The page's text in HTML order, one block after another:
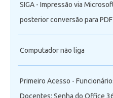
SIGA - Impressão via
posterior conversão para PDF
Computador não liga
Primeiro Acesso -
Docentes: Senha do Office